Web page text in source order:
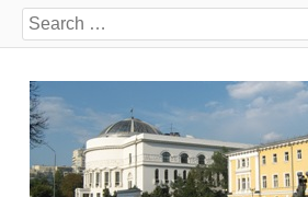
Search
for: